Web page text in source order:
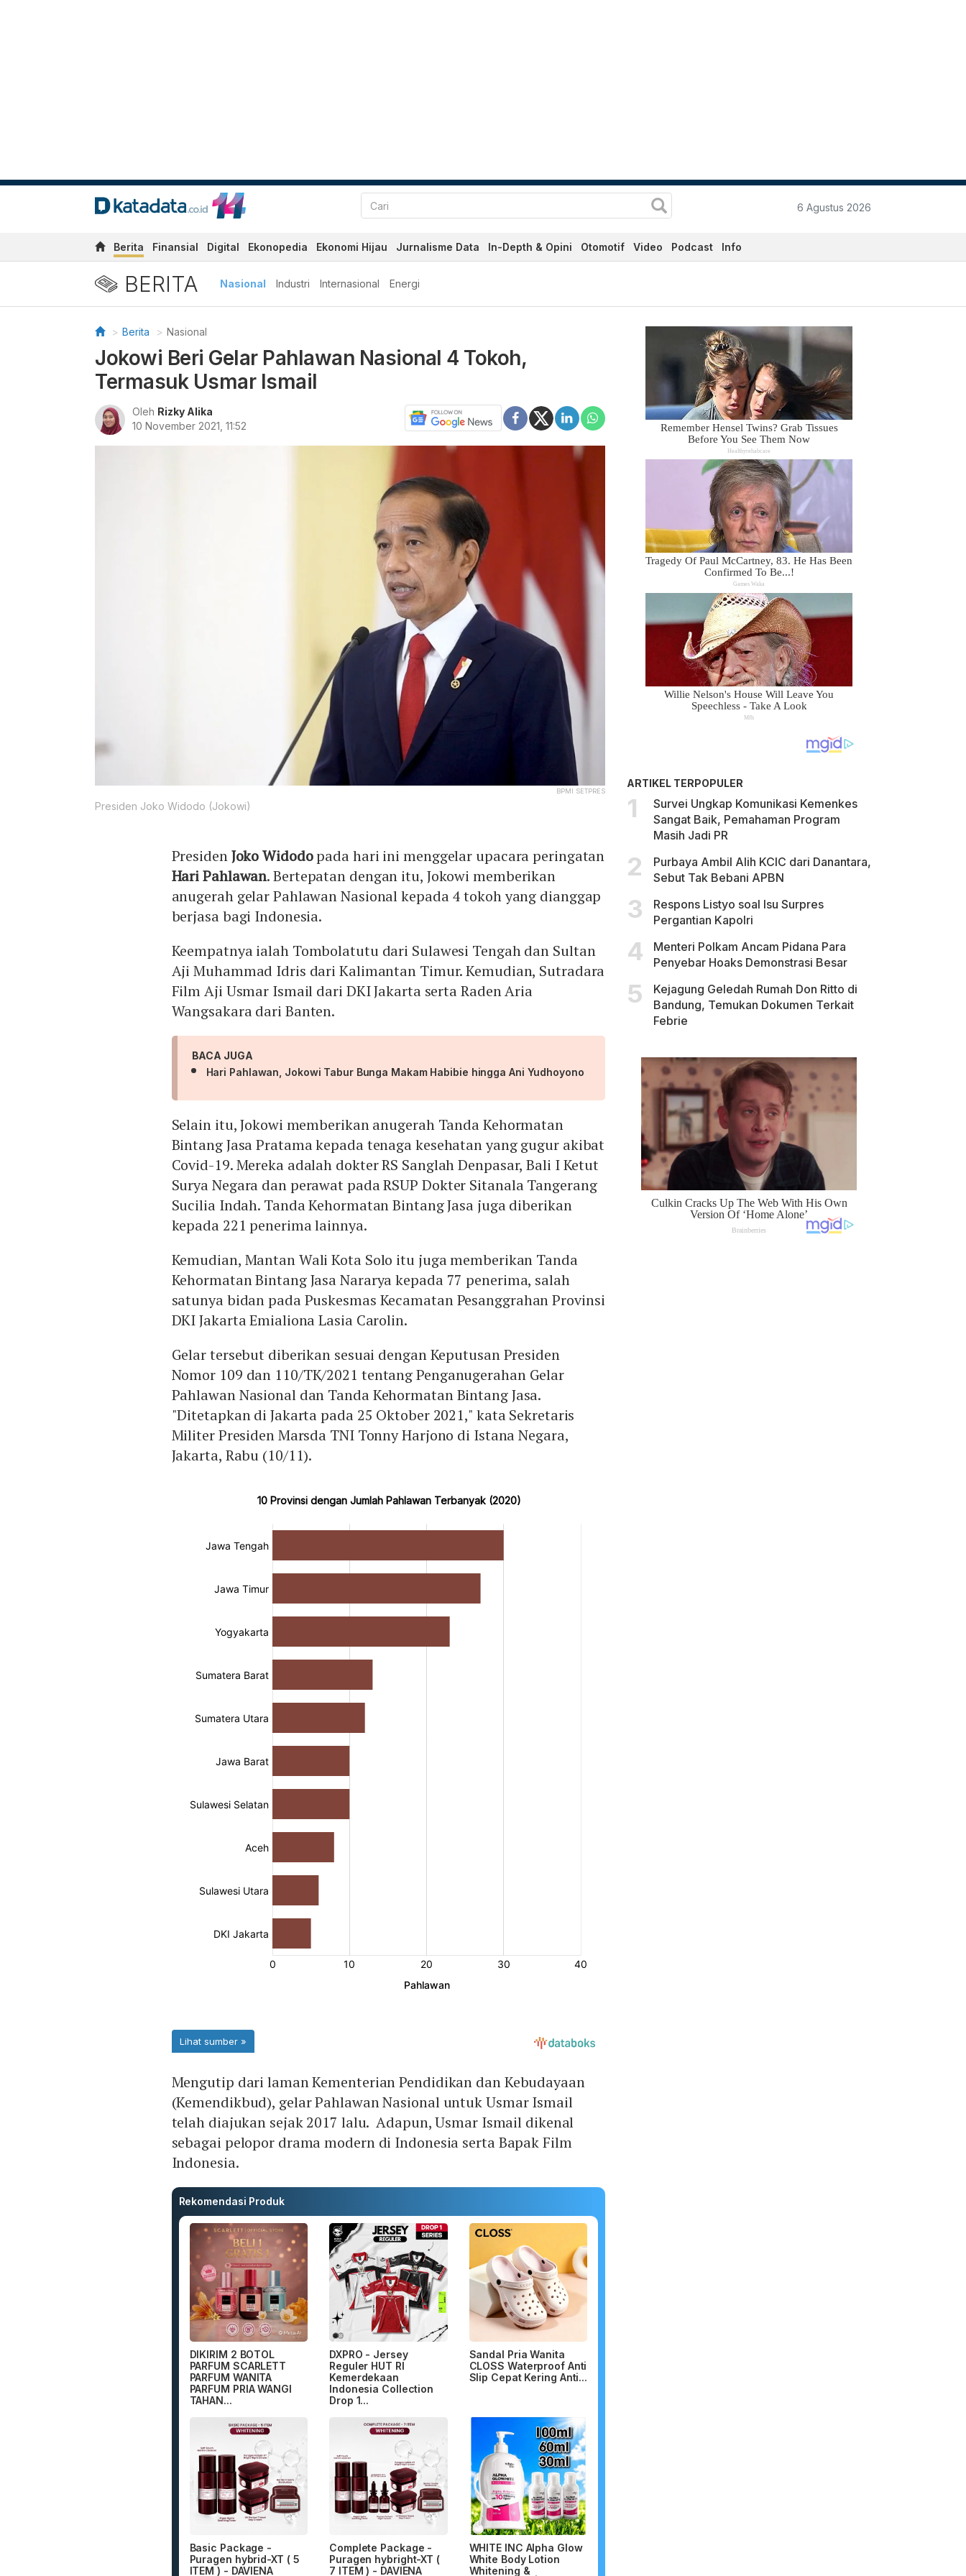
6 Agustus 2026
Berita Finansial Digital Ekonopedia Ekonomi Hijau Jurnalisme Data In-Depth & Opini Otomotif Video Podcast Info
BERITA Nasional Industri Internasional Energi
Berita Nasional
Jokowi Beri Gelar Pahlawan Nasional 4 Tokoh,
Termasuk Usmar Ismail
Oleh Rizky Alika
10 November 2021, 11:52
BPMI SETPRES
Presiden Joko Widodo (Jokowi)
PresidenJoko Widodopada hari ini menggelar upacara peringatan
Hari Pahlawan. Bertepatan dengan itu, Jokowi memberikan
anugerah gelar Pahlawan Nasional kepada 4 tokoh yang dianggap
berjasa bagi Indonesia.
Keempatnya ialah Tombolatutu dari Sulawesi Tengah dan Sultan
Aji Muhammad Idris dari Kalimantan Timur. Kemudian, Sutradara
Film Aji Usmar Ismail dari DKI Jakarta serta Raden Aria
Wangsakara dari Banten.
BACA JUGA
Hari Pahlawan, Jokowi Tabur Bunga Makam Habibie hingga Ani Yudhoyono
Selain itu, Jokowi memberikan anugerah Tanda Kehormatan
Bintang Jasa Pratama kepada tenaga kesehatan yang gugur akibat
Covid-19. Mereka adalah dokter RS Sanglah Denpasar, Bali I Ketut
Surya Negara dan perawat pada RSUP Dokter Sitanala Tangerang
Sucilia Indah. Tanda Kehormatan Bintang Jasa juga diberikan
kepada 221 penerima lainnya.
Kemudian, Mantan Wali Kota Solo itu juga memberikan Tanda
Kehormatan Bintang Jasa Nararya kepada 77 penerima, salah
satunya bidan pada Puskesmas Kecamatan Pesanggrahan Provinsi
DKI Jakarta Emialiona Lasia Carolin.
Gelar tersebut diberikan sesuai dengan Keputusan Presiden
Nomor 109 dan 110/TK/2021 tentang Penganugerahan Gelar
Pahlawan Nasional dan Tanda Kehormatan Bintang Jasa.
"Ditetapkan di Jakarta pada 25 Oktober 2021," kata Sekretaris
Militer Presiden Marsda TNI Tonny Harjono di Istana Negara,
Jakarta, Rabu (10/11).
Mengutip dari laman Kementerian Pendidikan dan Kebudayaan
(Kemendikbud), gelar Pahlawan Nasional untuk Usmar Ismail
telah diajukan sejak 2017 lalu. Adapun, Usmar Ismail dikenal
sebagai pelopor drama modern di Indonesia serta Bapak Film
Indonesia.
Rekomendasi Produk
DIKIRIM 2 BOTOL
PARFUM SCARLETT
PARFUM WANITA
PARFUM PRIA WANGI
TAHAN...
DXPRO - Jersey
Reguler HUT RI
Kemerdekaan
Indonesia Collection
Drop 1...
Sandal Pria Wanita
CLOSS Waterproof Anti
Slip Cepat Kering Anti...
Basic Package -
Puragen hybrid-XT ( 5
ITEM ) - DAVIENA
Complete Package -
Puragen hybright-XT (
7 ITEM ) - DAVIENA
WHITE INC Alpha Glow
White Body Lotion
Whitening &
ARTIKEL TERPOPULER
Survei Ungkap Komunikasi Kemenkes
Sangat Baik, Pemahaman Program
Masih Jadi PR
Purbaya Ambil Alih KCIC dari Danantara,
Sebut Tak Bebani APBN
Respons Listyo soal Isu Surpres
Pergantian Kapolri
Menteri Polkam Ancam Pidana Para
Penyebar Hoaks Demonstrasi Besar
Kejagung Geledah Rumah Don Ritto di
Bandung, Temukan Dokumen Terkait
Febrie